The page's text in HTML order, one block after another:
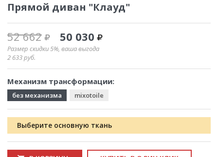
Прямой диван "Клауд"
52 662 50 030
Размер скидки 5%, ваша выгода
2 633руб.
Механизм трансформации:
без механизма mixotoile
Выберите основную ткань